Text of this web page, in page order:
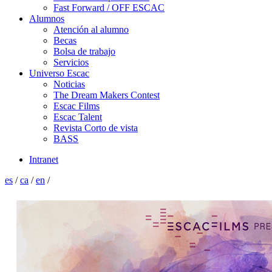
Fast Forward / OFF ESCAC
Alumnos
Atención al alumno
Becas
Bolsa de trabajo
Servicios
Universo Escac
Noticias
The Dream Makers Contest
Escac Films
Escac Talent
Revista Corto de vista
BASS
Intranet
es /ca /en /